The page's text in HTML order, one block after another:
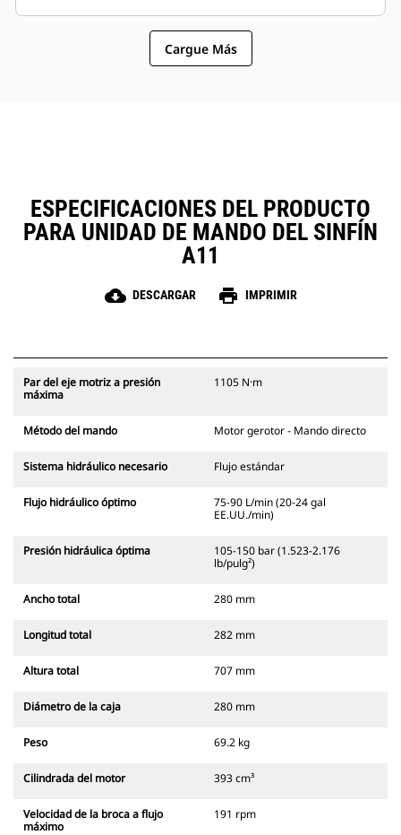
ofrecer una velocidad de la broca y
un par de salida óptimos en
Cargue Más
ESPECIFICACIONES DEL PRODUCTO
PARA UNIDAD DE MANDO DEL SINFÍN
A11
cloud_download DESCARGAR print IMPRIMIR
Par del eje motriz a presión
máxima
1105 N·m
Método del mando Motor gerotor - Mando directo
Sistema hidráulico necesario Flujo estándar
Flujo hidráulico óptimo
75-90 L/min (20-24 gal
EE.UU./min)
Presión hidráulica óptima
105-150 bar (1.523-2.176
lb/pulg²)
Ancho total 280 mm
Longitud total 282 mm
Altura total 707 mm
Diámetro de la caja 280 mm
Peso 69.2 kg
Cilindrada del motor 393 cm³
Velocidad de la broca a flujo
máximo
191 rpm